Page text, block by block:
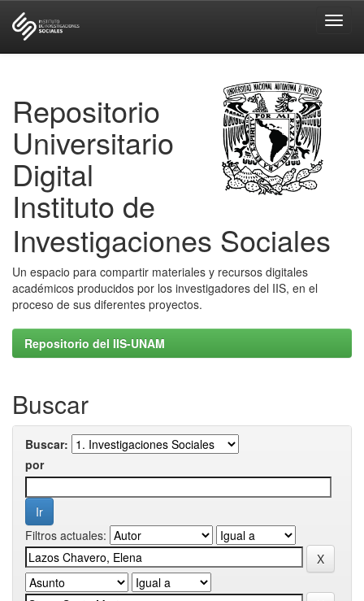
Repositorio
Universitario
Digital
Instituto de
Investigaciones Sociales
Un espacio para compartir materiales y recursos digitales
académicos producidos por los investigadores del IIS, en el
proceso de sus diferentes proyectos.
Repositorio del IIS-UNAM
Buscar
Buscar:
por
Filtros actuales: